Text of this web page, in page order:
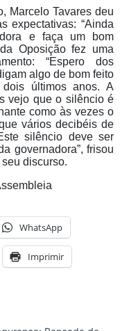
Tavares deu
expectativas: “Ainda
e faça um bom
Oposição fez uma
“Espero dos
algo de bom feito
últimos anos. A
vejo que o silêncio é
como às vezes o
vários decibéis de
silêncio deve ser
governadora”, frisou
discurso.
WhatsApp
Imprimir